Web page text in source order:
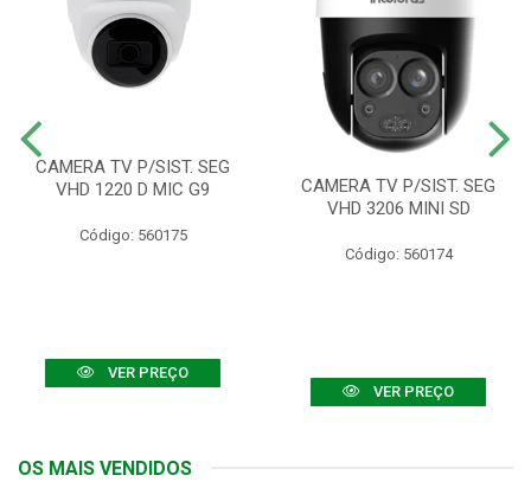
CAMERA TV P/SIST. SEG
VHD 1220 D MIC G9
Código: 560175
VER PREÇO
CAMERA TV P/SIST. SEG
VHD 3206 MINI SD
Código: 560174
VER PREÇO
OS MAIS VENDIDOS